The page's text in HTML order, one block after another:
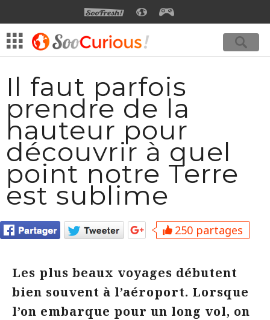
SOOFRESHSOOCURIOUS
Il faut parfois
prendre de la
hauteur pour
découvrir à quel
point notre Terre
est sublime
250 partages
Les plus beaux voyages débutent
bien souvent à l’aéroport. Lorsque
l’on embarque pour un long vol, on